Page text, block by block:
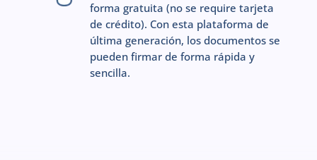
forma gratuita (no se require tarjeta
de crédito). Con esta plataforma de
última generación, los documentos se
pueden firmar de forma rápida y
sencilla.